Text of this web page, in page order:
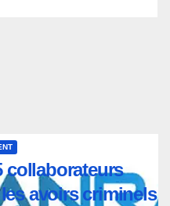
collaborateurs
avoirs criminels